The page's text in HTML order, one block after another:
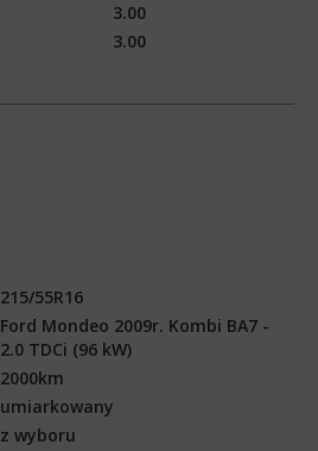
3.00
3.00
215/55R16
Ford Mondeo 2009r. Kombi BA7 -
2.0 TDCi (96 kW)
2000km
umiarkowany
z wyboru